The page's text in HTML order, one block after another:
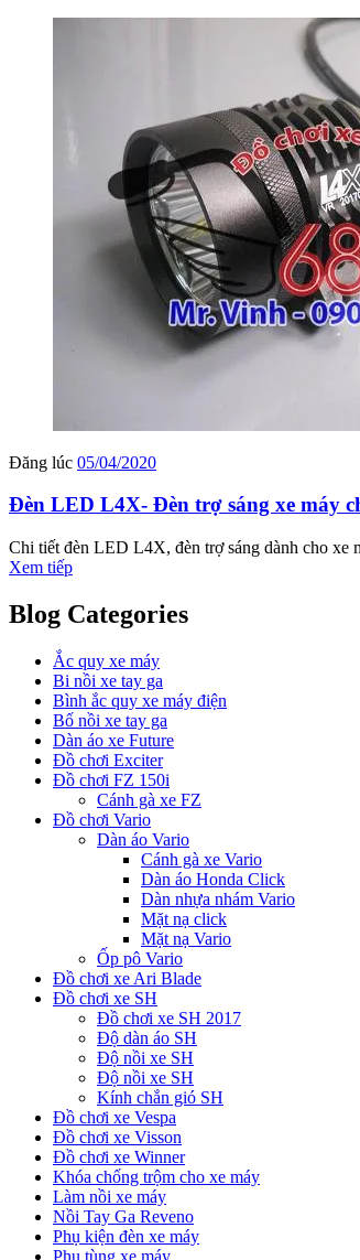
Đăng lúc 05/04/2020
Đèn LED L4X- Đèn trợ sáng xe máy
Chi tiết đèn LED L4X, đèn trợ sáng dành cho xe
Xem tiếp
Blog Categories
Ắc quy xe máy
Bi nồi xe tay ga
Bình ắc quy xe máy điện
Bố nồi xe tay ga
Dàn áo xe Future
Đồ chơi Exciter
Đồ chơi FZ 150i
Cánh gà xe FZ
Đồ chơi Vario
Dàn áo Vario
Cánh gà xe Vario
Dàn áo Honda Click
Dàn nhựa nhám Vario
Mặt nạ click
Mặt nạ Vario
Ốp pô Vario
Đồ chơi xe Ari Blade
Đồ chơi xe SH
Đồ chơi xe SH 2017
Độ dàn áo SH
Độ nồi xe SH
Độ nồi xe SH
Kính chắn gió SH
Đồ chơi xe Vespa
Đồ chơi xe Visson
Đồ chơi xe Winner
Khóa chống trộm cho xe máy
Làm nồi xe máy
Nồi Tay Ga Reveno
Phụ kiện đèn xe máy
Phụ tùng xe máy